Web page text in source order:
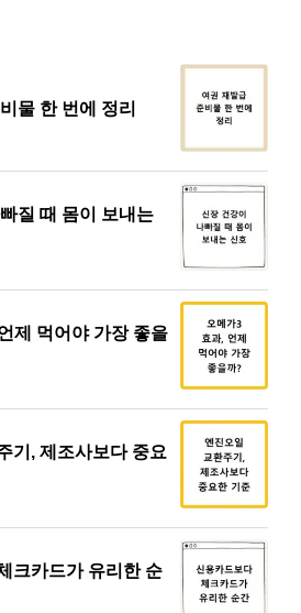
물 한 번에 정리
질 때 몸이 보내는
제 먹어야 가장 좋을
기, 제조사보다 중요
크카드가 유리한 순